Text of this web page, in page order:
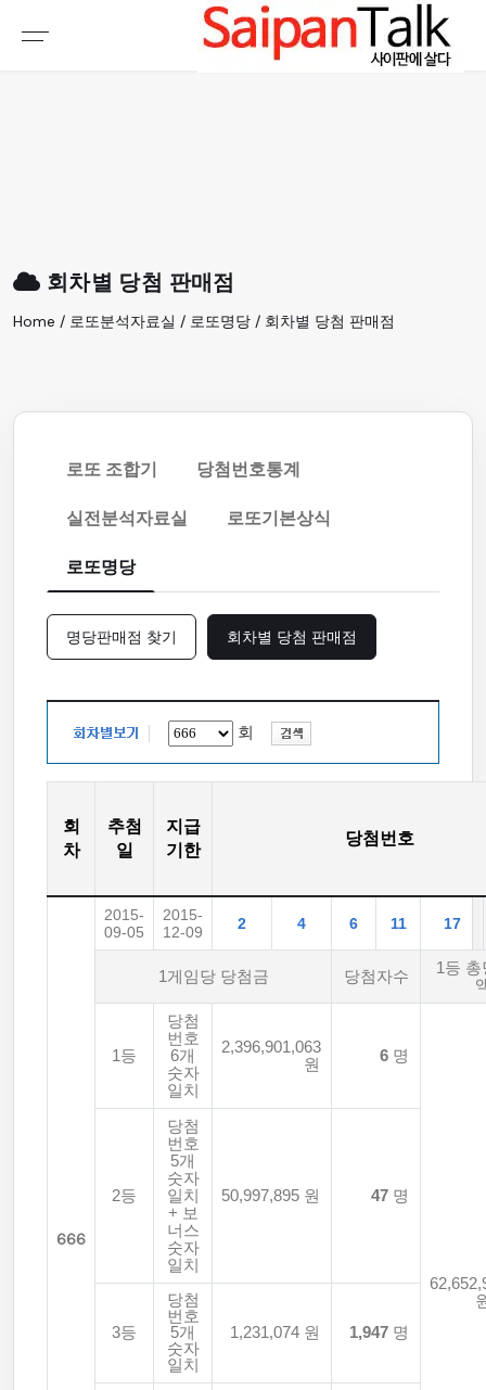
회차별 당첨 판매점
Home / 로또분석자료실 / 로또명당 / 회차별 당첨 판매점
로또 조합기
당첨번호통계
실전분석자료실
로또기본상식
로또명당
명당판매점 찾기 회차별 당첨 판매점
회
회
차
추첨
일
지급
기한
당첨번호
666
2015-
09-05
2015-
12-09
2 4 6 11 17
1게임당 당첨금 당첨자수
1등
1등
당첨
번호
6개
숫자
일치
2,396,901,063
원
6 명
2등
당첨
번호
5개
숫자
일치
+ 보
너스
숫자
일치
50,997,895 원 47 명
3등
당첨
번호
5개
숫자
일치
1,231,074 원 1,947 명
여행정보
생활정보
갤러리 & 동영상